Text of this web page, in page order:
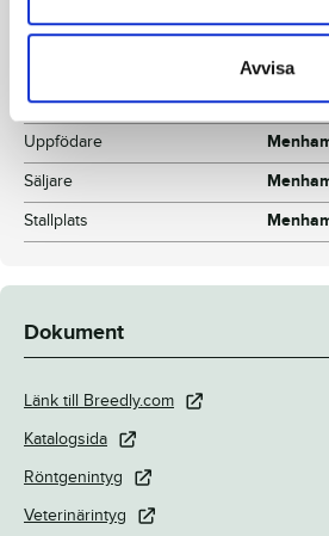
Avvisa
Avelsindex
116
11.42%
Mankhöjd/korshöjd
154 /
Uppfödare
Säljare
Stallplats
Dokument
Länk till Breedly.com
Katalogsida
Röntgenintyg
Veterinärintyg